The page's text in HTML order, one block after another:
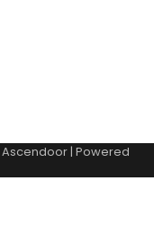
Ascendoor| Powered